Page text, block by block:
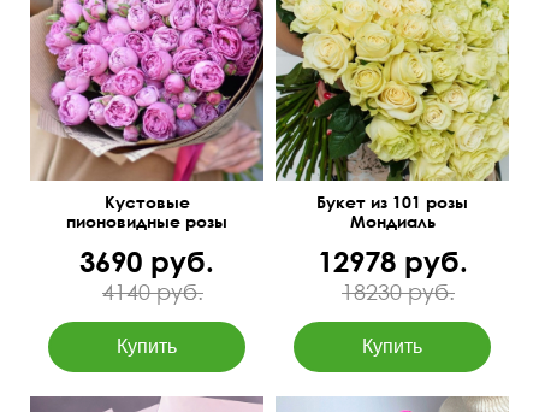
В крафтовой упаковке
Кустовые
пионовидные розы
3690 руб.
4140 руб.
Крупные бутоны
Букет из 101 розы
Мондиаль
12978 руб.
18230 руб.